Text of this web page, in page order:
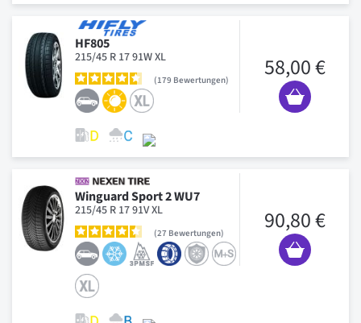
HF805
215/45 R 17 91W XL
179 Bewertungen 58,00 €
Winguard Sport 2 WU7
215/45 R 17 91V XL
27 Bewertungen 90,80 €